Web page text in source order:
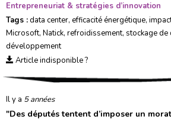
Entrepreneuriat & stratégies d’innovation
Tags :data center, efficacité énergétique,
Microsoft, Natick, refroidissement, stockage de
développement
Article indisponible ?
Il y a 5 années
"Des députés tentent d’imposer un